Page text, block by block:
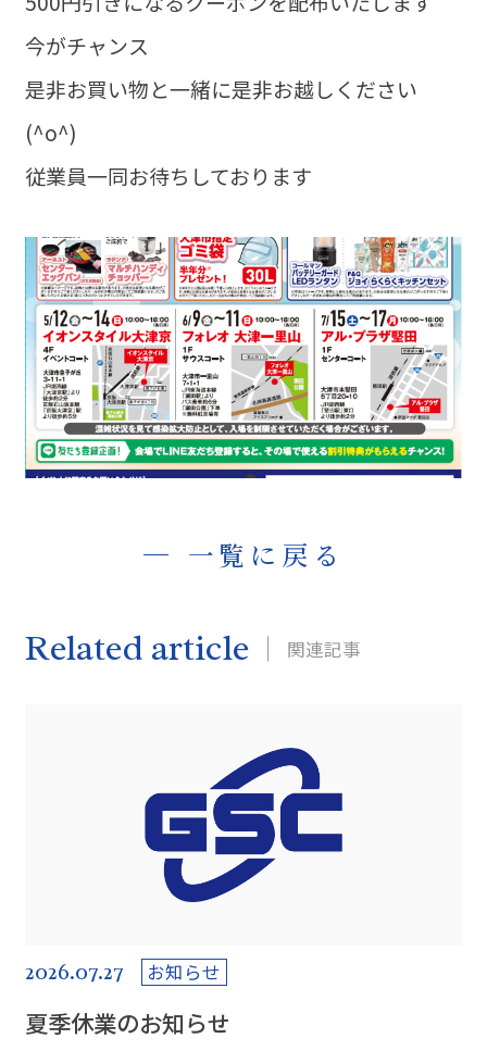
今がチャンス
是非お買い物と一緒に是非お越しください
(^o^)
従業員一同お待ちしております
一覧に戻る
Related article 関連記事
2026.07.27 お知らせ
夏季休業のお知らせ